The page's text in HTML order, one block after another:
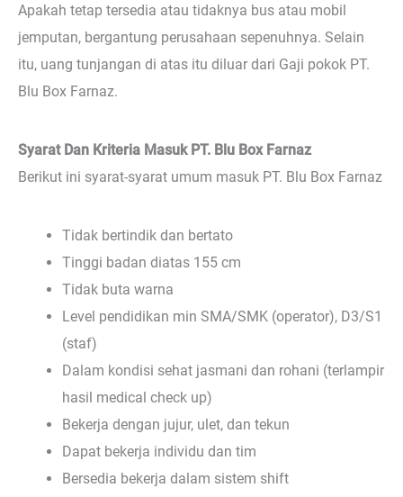
Apakah tetap tersedia atau tidaknya bus atau mobil
jemputan, bergantung perusahaan sepenuhnya. Selain
itu, uang tunjangan di atas itu diluar dari Gaji pokok PT.
Blu Box Farnaz.
Syarat Dan Kriteria Masuk PT. Blu Box Farnaz
Berikut ini syarat-syarat umum masuk PT. Blu Box Farnaz
Tidak bertindik dan bertato
Tinggi badan diatas 155 cm
Tidak buta warna
Level pendidikan min SMA/SMK (operator), D3/S1
(staf)
Dalam kondisi sehat jasmani dan rohani (terlampir
hasil medical check up)
Bekerja dengan jujur, ulet, dan tekun
Dapat bekerja individu dan tim
Bersedia bekerja dalam sistem shift